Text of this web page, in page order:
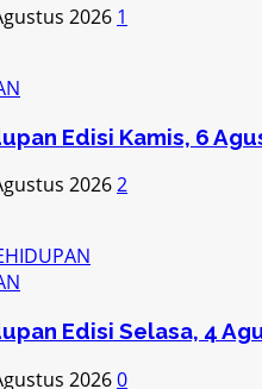
2026 1
Edisi Kamis, 6
20262
Edisi Selasa, 4
20260